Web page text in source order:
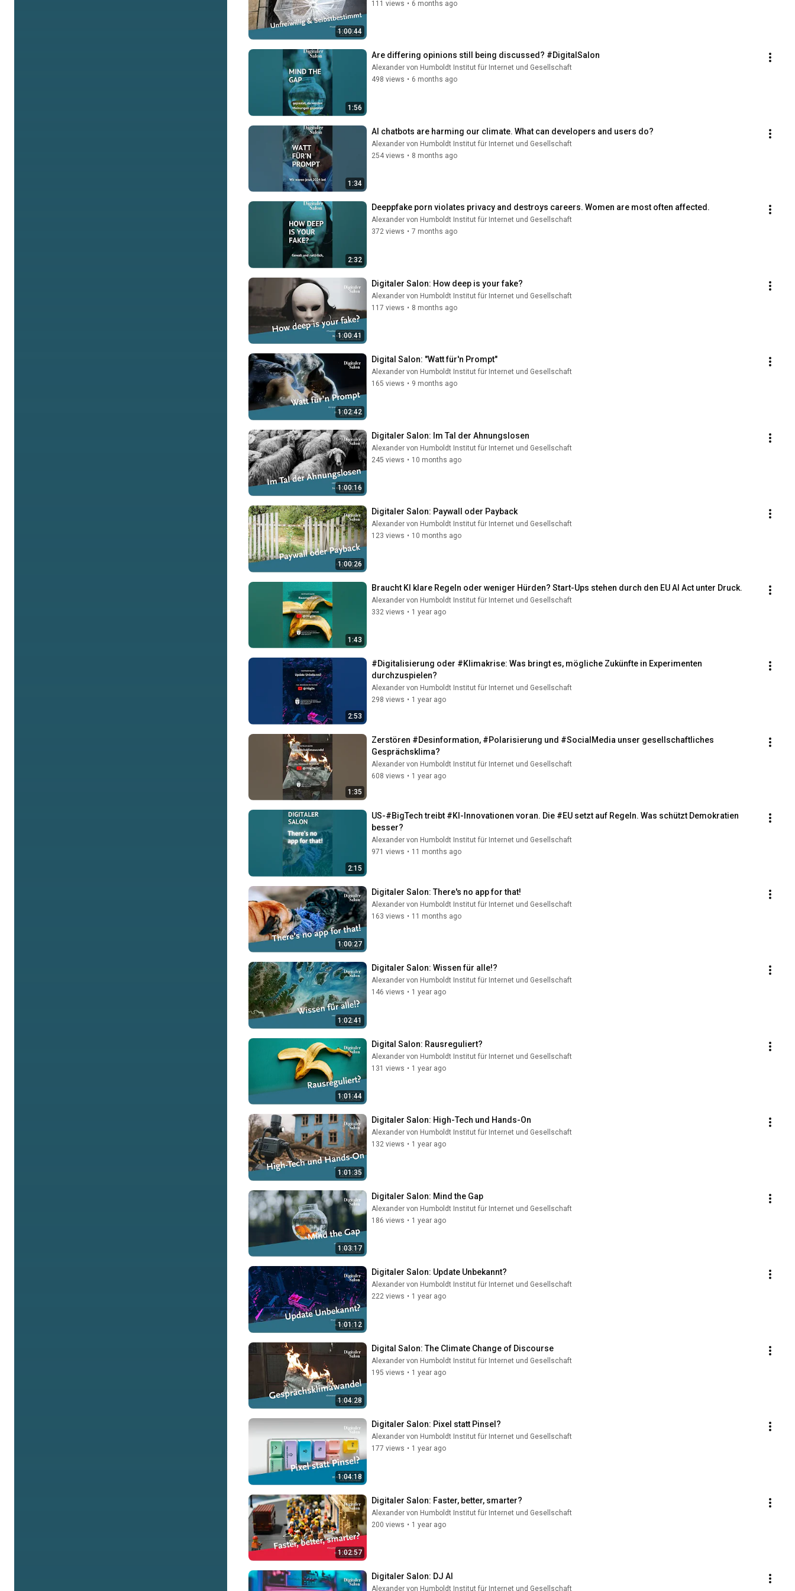
1:00:44
111 views • 6 months ago
1:56
Are differing opinions still being discussed? #DigitalSalon
Alexander von Humboldt Institut für Internet und Gesellschaft
498 views • 6 months ago
1:34
AI chatbots are harming our climate. What can developers and users do?
Alexander von Humboldt Institut für Internet und Gesellschaft
254 views • 8 months ago
2:32
Deeppfake porn violates privacy and destroys careers. Women are most often affected.
Alexander von Humboldt Institut für Internet und Gesellschaft
372 views • 7 months ago
1:00:41
Digitaler Salon: How deep is your fake?
Alexander von Humboldt Institut für Internet und Gesellschaft
117 views • 8 months ago
1:02:42
Digital Salon: "Watt für'n Prompt"
Alexander von Humboldt Institut für Internet und Gesellschaft
165 views • 9 months ago
1:00:16
Digitaler Salon: Im Tal der Ahnungslosen
Alexander von Humboldt Institut für Internet und Gesellschaft
245 views • 10 months ago
1:00:26
Digitaler Salon: Paywall oder Payback
Alexander von Humboldt Institut für Internet und Gesellschaft
123 views • 10 months ago
1:43
Braucht KI klare Regeln oder weniger Hürden? Start-Ups stehen durch den EU AI Act unter Druck.
Alexander von Humboldt Institut für Internet und Gesellschaft
332 views • 1 year ago
2:53
#Digitalisierung oder #Klimakrise: Was bringt es, mögliche Zukünfte in Experimenten
durchzuspielen?
Alexander von Humboldt Institut für Internet und Gesellschaft
298 views • 1 year ago
1:35
Zerstören #Desinformation, #Polarisierung und #SocialMedia unser gesellschaftliches
Gesprächsklima?
Alexander von Humboldt Institut für Internet und Gesellschaft
608 views • 1 year ago
2:15
US-#BigTech treibt #KI-Innovationen voran. Die #EU setzt auf Regeln. Was schützt Demokratien
besser?
Alexander von Humboldt Institut für Internet und Gesellschaft
971 views • 11 months ago
1:00:27
Digitaler Salon: There's no app for that!
Alexander von Humboldt Institut für Internet und Gesellschaft
163 views • 11 months ago
1:02:41
Digitaler Salon: Wissen für alle!?
Alexander von Humboldt Institut für Internet und Gesellschaft
146 views • 1 year ago
1:01:44
Digital Salon: Rausreguliert?
Alexander von Humboldt Institut für Internet und Gesellschaft
131 views • 1 year ago
1:01:35
Digitaler Salon: High-Tech und Hands-On
Alexander von Humboldt Institut für Internet und Gesellschaft
132 views • 1 year ago
1:03:17
Digitaler Salon: Mind the Gap
Alexander von Humboldt Institut für Internet und Gesellschaft
186 views • 1 year ago
1:01:12
Digitaler Salon: Update Unbekannt?
Alexander von Humboldt Institut für Internet und Gesellschaft
222 views • 1 year ago
1:04:28
Digital Salon: The Climate Change of Discourse
Alexander von Humboldt Institut für Internet und Gesellschaft
195 views • 1 year ago
1:04:18
Digitaler Salon: Pixel statt Pinsel?
Alexander von Humboldt Institut für Internet und Gesellschaft
177 views • 1 year ago
1:02:57
Digitaler Salon: Faster, better, smarter?
Alexander von Humboldt Institut für Internet und Gesellschaft
200 views • 1 year ago
Digitaler Salon: DJ AI
Alexander von Humboldt Institut für Internet und Gesellschaft